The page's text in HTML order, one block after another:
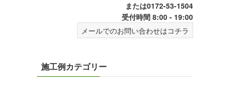
または0172-53-1504
受付時間 8:00 - 19:00
メールでのお問い合わせはコチラ
施工例カテゴリー